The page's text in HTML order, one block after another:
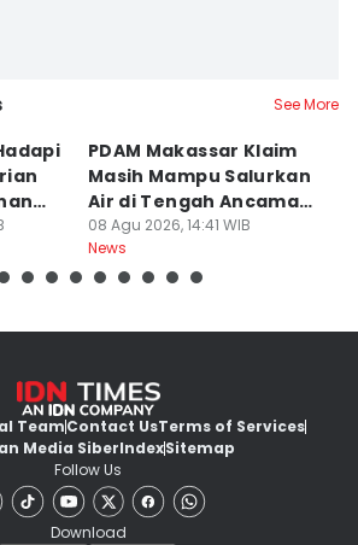
See More
PDAM Makassar Klaim
Masih Mampu Salurkan
Air di Tengah Ancaman
Kekeringan
08 Agu 2026, 14:41 WIB
News
TeamContact UsTerms of Services
Media SiberIndexSitemap
Follow Us
Download